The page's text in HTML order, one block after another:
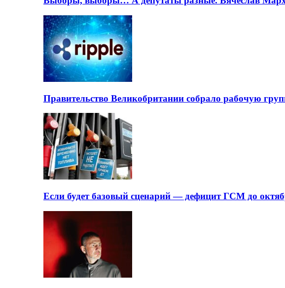
Правительство Великобритании собрало рабочую
Если будет базовый сценарий — дефицит ГСМ до